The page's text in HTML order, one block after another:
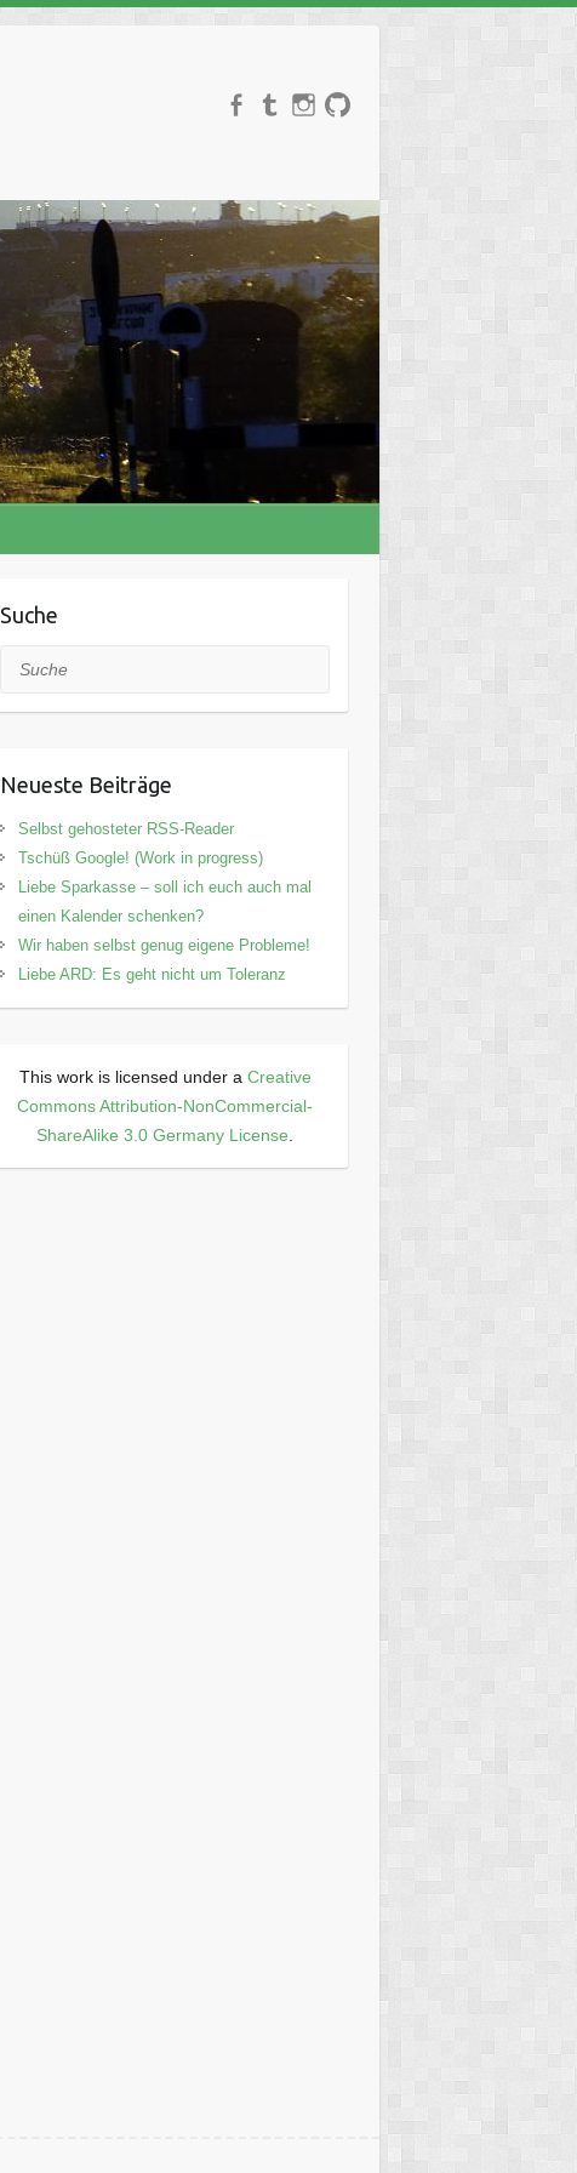
Suche
Suche
Neueste Beiträge
Selbst gehosteter RSS-Reader
Tschüß Google! (Work in progress)
Liebe Sparkasse – soll ich euch auch mal
einen Kalender schenken?
Wir haben selbst genug eigene Probleme!
Liebe ARD: Es geht nicht um Toleranz
This work is licensed under a Creative
Commons Attribution-NonCommercial-
ShareAlike 3.0 Germany License